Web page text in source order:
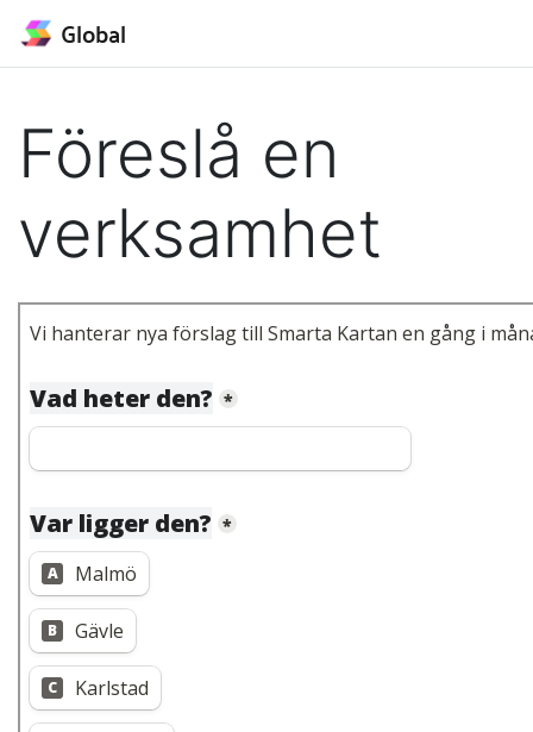
Global
Föreslå en
verksamhet